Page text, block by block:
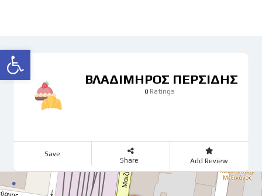
Ανοίξτε τη γραμμή εργαλείων
ΒΛΑΔΙΜΗΡΟΣ ΠΕΡΣΙΔΗΣ
0Ratings
Save
Share Add Review